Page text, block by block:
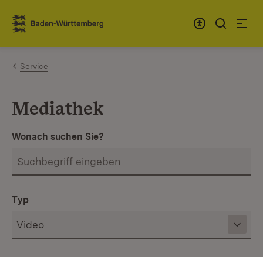
Zum Inhalt springen
Link zur Startseite
Service
Mediathek
Wonach suchen Sie?
Typ